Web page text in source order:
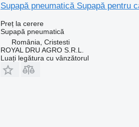
Supapă pneumatică Supapă pentru
Preț la cerere
Supapă pneumatică
România, Cristesti
ROYAL DRU AGRO S.R.L.
Luați legătura cu vânzătorul